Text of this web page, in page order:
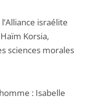
israélite
Korsia,
sciences morales
: Isabelle